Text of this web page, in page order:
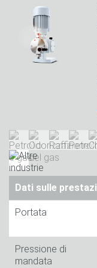
Dati sulle
Portata
Pressione di
mandata